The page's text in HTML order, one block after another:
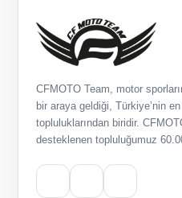
CFMOTO Team, motor
bir araya geldiği, Türkiye’nin
topluluklarından biridir.
desteklenen topluluğumuz